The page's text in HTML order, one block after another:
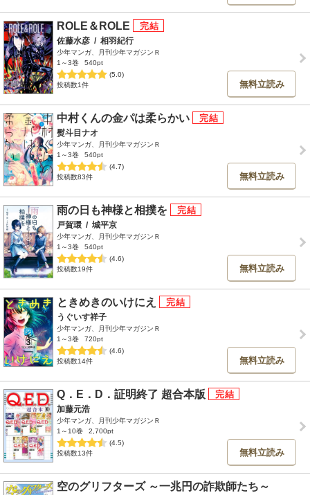
ROLE＆ROLE
佐藤水彦 / 相羽紀行
少年マンガ、月刊少年マガジンＲ
1～3巻
540pt
(5.0)
投稿数1件
無料立読み
中村くんの金パは柔らかい
熨斗目ナオ
少年マンガ、月刊少年マガジンＲ
1～3巻
540pt
(4.7)
投稿数83件
無料立読み
雨の日も神様と相撲を
戸賀環 / 城平京
少年マンガ、月刊少年マガジンＲ
1～3巻
540pt
(4.6)
投稿数19件
無料立読み
ときめきのいけにえ
うぐいす祥子
少年マンガ、月刊少年マガジンＲ
1～3巻
720pt
(4.6)
投稿数14件
無料立読み
Q．E．D．証明終了 超合本版
加藤元浩
少年マンガ、月刊少年マガジンＲ
1～10巻
2,700pt
(4.5)
投稿数13件
無料立読み
空のグリフターズ ～一兆円の詐欺師たち～